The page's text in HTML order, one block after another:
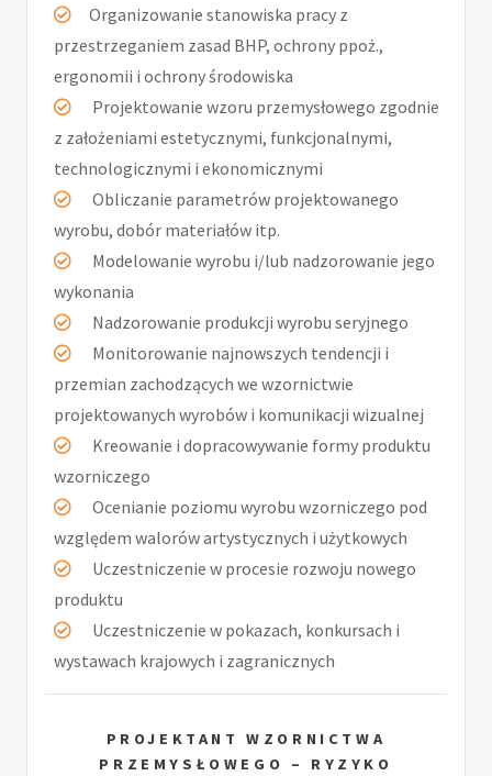
Organizowanie stanowiska pracy z
przestrzeganiem zasad BHP, ochrony ppoż.,
ergonomii i ochrony środowiska
Projektowanie wzoru przemysłowego zgodnie
z założeniami estetycznymi, funkcjonalnymi,
technologicznymi i ekonomicznymi
Obliczanie parametrów projektowanego
wyrobu, dobór materiałów itp.
Modelowanie wyrobu i/lub nadzorowanie jego
wykonania
Nadzorowanie produkcji wyrobu seryjnego
Monitorowanie najnowszych tendencji i
przemian zachodzących we wzornictwie
projektowanych wyrobów i komunikacji wizualnej
Kreowanie i dopracowywanie formy produktu
wzorniczego
Ocenianie poziomu wyrobu wzorniczego pod
względem walorów artystycznych i użytkowych
Uczestniczenie w procesie rozwoju nowego
produktu
Uczestniczenie w pokazach, konkursach i
wystawach krajowych i zagranicznych
PROJEKTANT WZORNICTWA
PRZEMYSŁOWEGO – RYZYKO